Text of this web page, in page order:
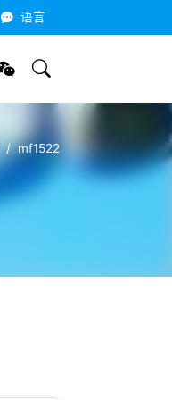
语言
mf1522